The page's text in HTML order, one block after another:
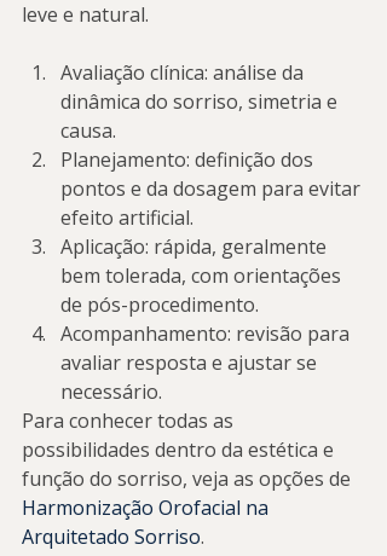
leve e natural.
Avaliação clínica: análise da
dinâmica do sorriso, simetria e
causa.
Planejamento: definição dos
pontos e da dosagem para evitar
efeito artificial.
Aplicação: rápida, geralmente
bem tolerada, com orientações
de pós-procedimento.
Acompanhamento: revisão para
avaliar resposta e ajustar se
necessário.
Para conhecer todas as
possibilidades dentro da estética e
função do sorriso, veja as opções de
Harmonização Orofacial na
Arquitetado Sorriso.